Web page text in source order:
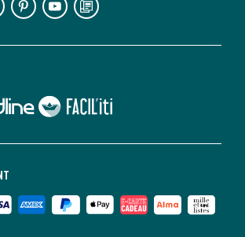
lien vers Faciliti